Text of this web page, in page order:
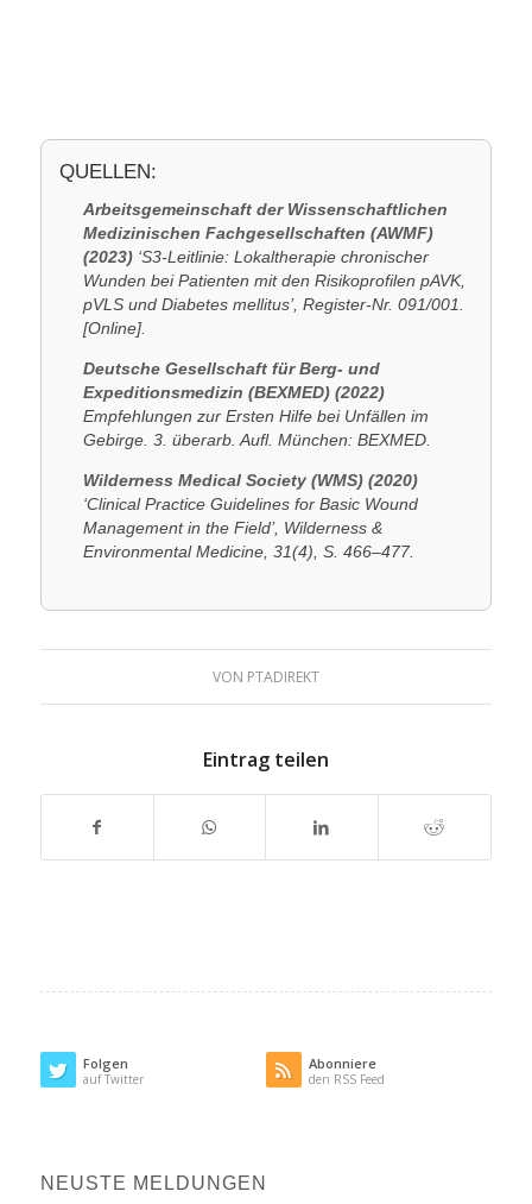
QUELLEN:
Arbeitsgemeinschaft der Wissenschaftlichen
Medizinischen Fachgesellschaften (AWMF)
(2023) ‘S3-Leitlinie: Lokaltherapie chronischer
Wunden bei Patienten mit den Risikoprofilen pAVK,
pVLS und Diabetes mellitus’, Register-Nr. 091/001.
[Online].
Deutsche Gesellschaft für Berg- und
Expeditionsmedizin (BEXMED) (2022)
Empfehlungen zur Ersten Hilfe bei Unfällen im
Gebirge. 3. überarb. Aufl. München: BEXMED.
Wilderness Medical Society (WMS) (2020)
‘Clinical Practice Guidelines for Basic Wound
Management in the Field’, Wilderness &
Environmental Medicine, 31(4), S. 466–477.
VON PTADIREKT
Eintrag teilen
Folgen
auf Twitter
Abonniere
den RSS Feed
NEUSTE MELDUNGEN